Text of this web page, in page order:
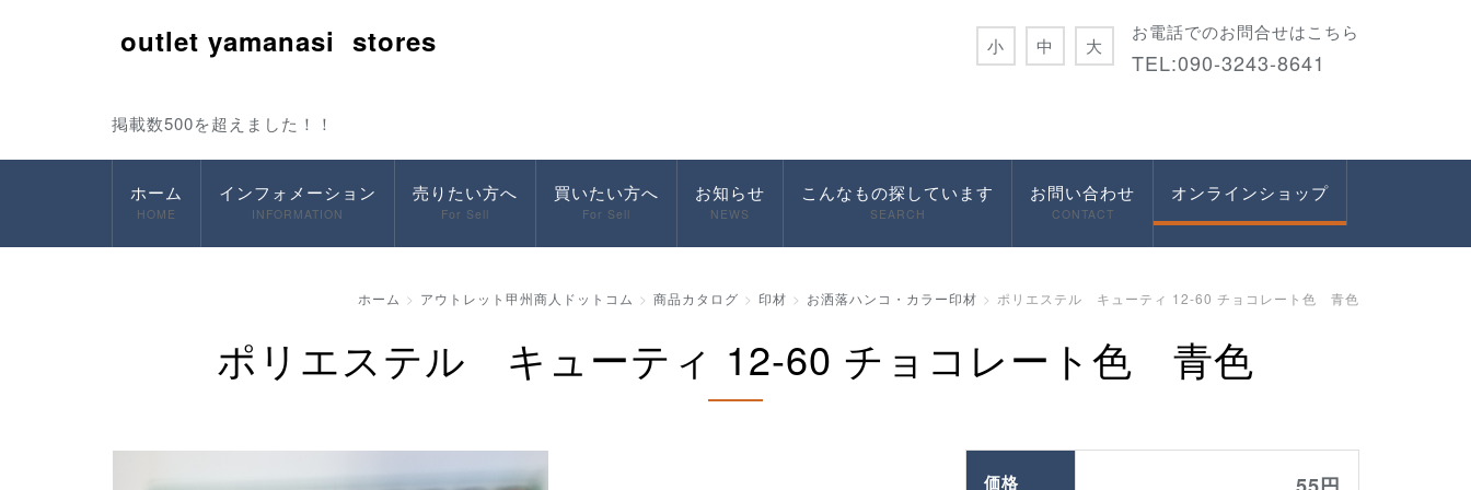
outlet yamanasi stores
掲載数500を超えました！！
お電話でのお問合せはこちら
TEL:090-3243-8641
小 中 大
ホーム
HOME
インフォメーション
INFORMATION
売りたい方へ
For Sell
買いたい方へ
For Sell
お知らせ
NEWS
こんなもの探しています
SEARCH
お問い合わせ
CONTACT
オンラインショップ
ホーム アウトレット甲州商人ドットコム 商品カタログ 印材 お洒落ハンコ・カラー印材 ポリエステル キューティ 12-60 チョコレート色 青色
ポリエステル キューティ 12-60 チョコレート色 青色
価格